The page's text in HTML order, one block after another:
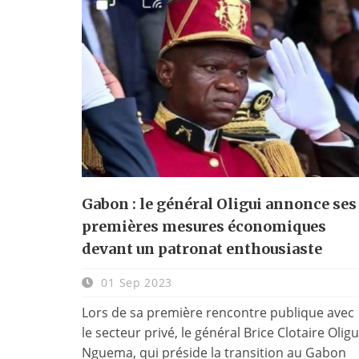
Gabon : le général Oligui annonce ses
premières mesures économiques
devant un patronat enthousiaste
01 Sep 2023
Lors de sa première rencontre publique avec
le secteur privé, le général Brice Clotaire
Nguema, qui préside la transition au Gabon